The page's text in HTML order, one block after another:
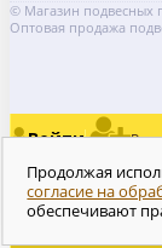
© Магазин подвесных
Оптовая продажа
Войти
Сравнение
Отложенные 0
Моя корзина
Продолжая
согласие на
обеспечивают